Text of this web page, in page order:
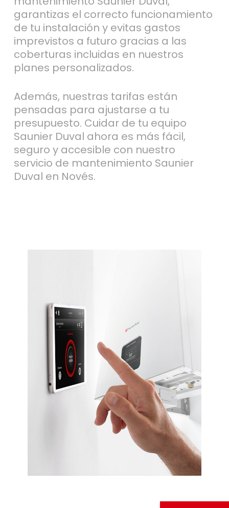
garantizas el correcto funcionamiento
de tu instalación y evitas gastos
imprevistos a futuro gracias a las
coberturas incluidas en nuestros
planes personalizados.
Además, nuestras tarifas están
pensadas para ajustarse a tu
presupuesto. Cuidar de tu equipo
Saunier Duval ahora es más fácil,
seguro y accesible con nuestro
servicio de mantenimiento Saunier
Duval en Novés.